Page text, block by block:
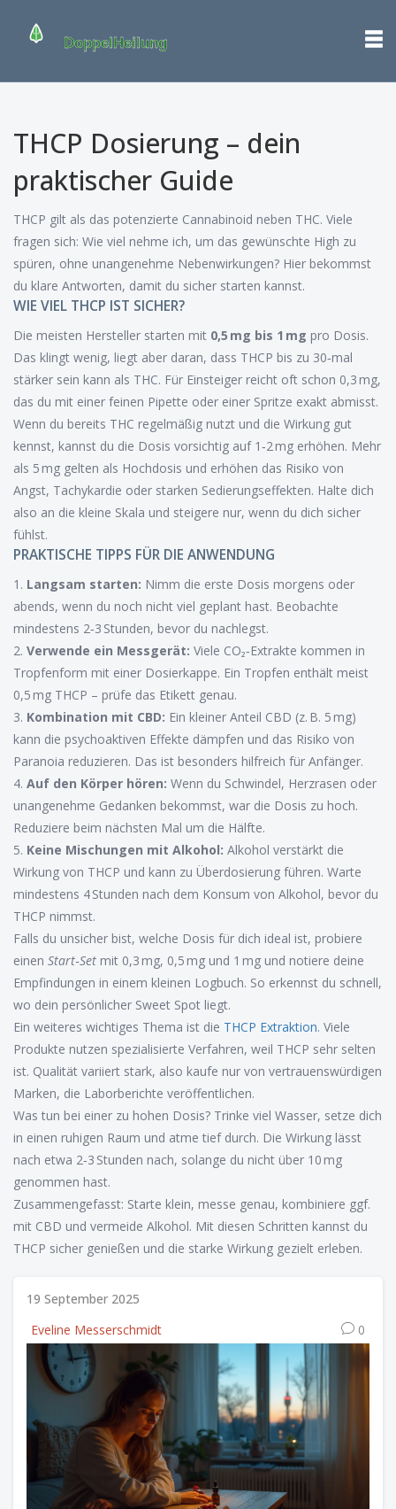
THCP Dosierung – dein
praktischer Guide
THCP gilt als das potenzierte Cannabinoid neben THC. Viele
fragen sich: Wie viel nehme ich, um das gewünschte High zu
spüren, ohne unangenehme Nebenwirkungen? Hier bekommst
du klare Antworten, damit du sicher starten kannst.
WIE VIEL THCP IST SICHER?
Die meisten Hersteller starten mit 0,5 mg bis 1 mg pro Dosis.
Das klingt wenig, liegt aber daran, dass THCP bis zu 30‑mal
stärker sein kann als THC. Für Einsteiger reicht oft schon 0,3 mg,
das du mit einer feinen Pipette oder einer Spritze exakt abmisst.
Wenn du bereits THC regelmäßig nutzt und die Wirkung gut
kennst, kannst du die Dosis vorsichtig auf 1‑2 mg erhöhen. Mehr
als 5 mg gelten als Hochdosis und erhöhen das Risiko von
Angst, Tachykardie oder starken Sedierungseffekten. Halte dich
also an die kleine Skala und steigere nur, wenn du dich sicher
fühlst.
PRAKTISCHE TIPPS FÜR DIE ANWENDUNG
1. Langsam starten: Nimm die erste Dosis morgens oder
abends, wenn du noch nicht viel geplant hast. Beobachte
mindestens 2‑3 Stunden, bevor du nachlegst.
2. Verwende ein Messgerät: Viele CO₂‑Extrakte kommen in
Tropfenform mit einer Dosierkappe. Ein Tropfen enthält meist
0,5 mg THCP – prüfe das Etikett genau.
3. Kombination mit CBD: Ein kleiner Anteil CBD (z. B. 5 mg)
kann die psychoaktiven Effekte dämpfen und das Risiko von
Paranoia reduzieren. Das ist besonders hilfreich für Anfänger.
4. Auf den Körper hören: Wenn du Schwindel, Herzrasen oder
unangenehme Gedanken bekommst, war die Dosis zu hoch.
Reduziere beim nächsten Mal um die Hälfte.
5. Keine Mischungen mit Alkohol: Alkohol verstärkt die
Wirkung von THCP und kann zu Überdosierung führen. Warte
mindestens 4 Stunden nach dem Konsum von Alkohol, bevor du
THCP nimmst.
Falls du unsicher bist, welche Dosis für dich ideal ist, probiere
einen Start‑Set mit 0,3 mg, 0,5 mg und 1 mg und notiere deine
Empfindungen in einem kleinen Logbuch. So erkennst du schnell,
wo dein persönlicher Sweet Spot liegt.
Ein weiteres wichtiges Thema ist die THCP Extraktion. Viele
Produkte nutzen spezialisierte Verfahren, weil THCP sehr selten
ist. Qualität variiert stark, also kaufe nur von vertrauenswürdigen
Marken, die Laborberichte veröffentlichen.
Was tun bei einer zu hohen Dosis? Trinke viel Wasser, setze dich
in einen ruhigen Raum und atme tief durch. Die Wirkung lässt
nach etwa 2‑3 Stunden nach, solange du nicht über 10 mg
genommen hast.
Zusammengefasst: Starte klein, messe genau, kombiniere ggf.
mit CBD und vermeide Alkohol. Mit diesen Schritten kannst du
THCP sicher genießen und die starke Wirkung gezielt erleben.
19 September 2025
Eveline Messerschmidt
0